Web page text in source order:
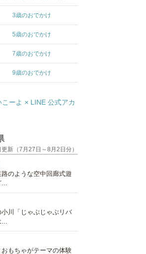
3歳のおでかけ
5歳のおでかけ
7歳のおでかけ
9歳のおでかけ
新（7月27日～8月2日分）
のような空中回廊式遊
...
川「じゃぶじゃぶリバ
...
もちゃがテーマの体験